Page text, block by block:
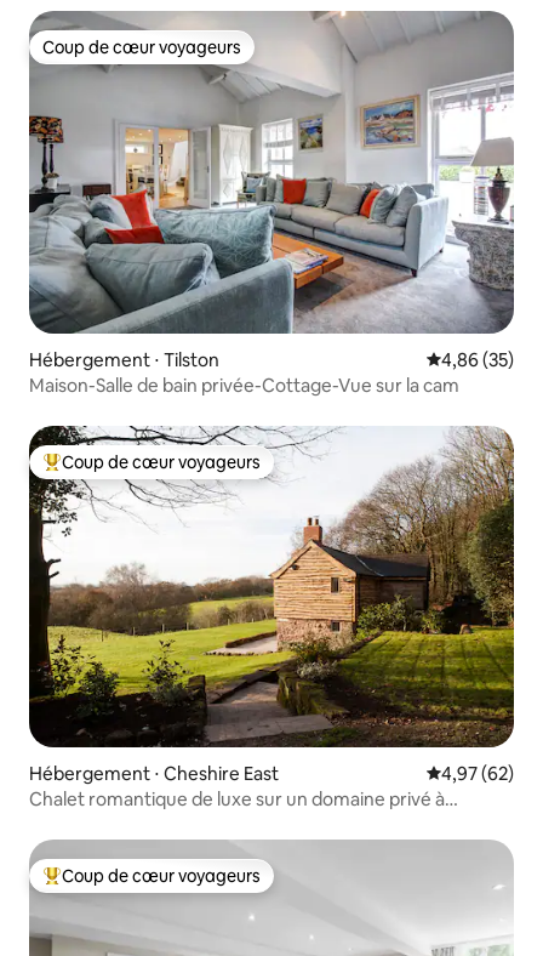
Coup de cœur voyageurs
Coup de cœur voyageurs
Hébergement ⋅ Tilston Évaluation
4,86 (35)
Maison-Salle de bain privée-Cottage-Vue sur la cam
Coups de cœur voyageurs les plus appréciés
Coup de cœur voyageurs
Hébergement ⋅ Cheshire East Évaluation
4,97 (62)
Chalet romantique de luxe sur un domaine privé à
Coups de cœur voyageurs les plus appréciés
Coup de cœur voyageurs